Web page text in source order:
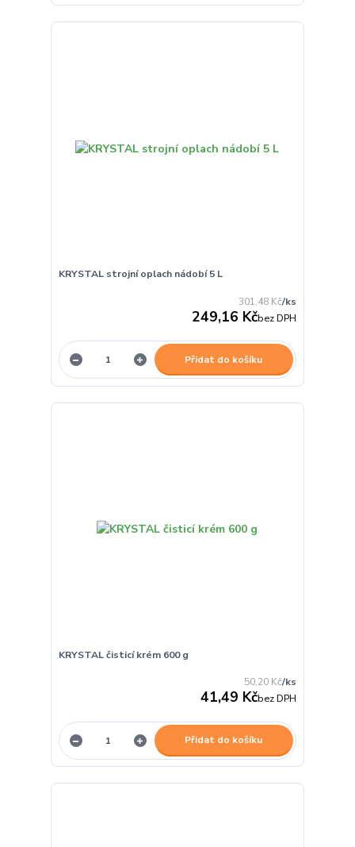
KRYSTAL strojní oplach nádobí 5 L
301,48 Kč/ks
249,16 Kčbez DPH
Přidat do košíku
KRYSTAL čisticí krém 600 g
50,20 Kč/ks
41,49 Kčbez DPH
Přidat do košíku